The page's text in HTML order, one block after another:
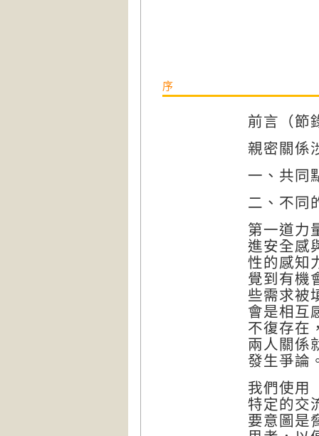
序
前言（節
親密關係
一、共同
二、不同
第一道力
進安全感
性的感知
覺到有機
些需求被
會是相互
不復存在
兩人關係
發生爭論
我們使用
特定的交
要意圖是